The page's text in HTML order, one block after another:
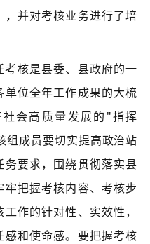
并对考核业务进行了培
核是县委、县政府的一
位全年工作成果的大梳
会高质量发展的"指挥
成员要切实提高政治站
要求，围绕贯彻落实县
把握考核内容、考核步
作的针对性、实效性，
和使命感。要把握考核